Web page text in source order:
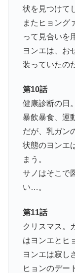
状を見つけて
またヒョング
って見合いを
ヨンエは、お
装っていたの
第10話
健康診断の日。
暴飲暴食、運
だが、乳ガン
状態のヨンエ
まう。
サノはそこで
い…。
第11話
クリスマス。
はヨンエとヒ
ヨンエは寂し
ヒョンのデー